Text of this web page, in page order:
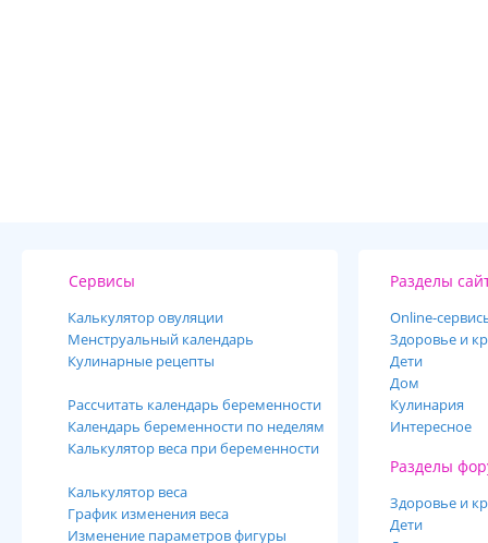
Сервисы
Калькулятор овуляции
Менструальный календарь
Кулинарные рецепты
Рассчитать календарь беременности
Календарь беременности по неделям
Калькулятор веса при беременности
Калькулятор веса
График изменения веса
Изменение параметров фигуры
Разделы
Online-
Здоровье и
Дети
Дом
Кулинария
Интересное
Разделы
Здоровье и
Дети